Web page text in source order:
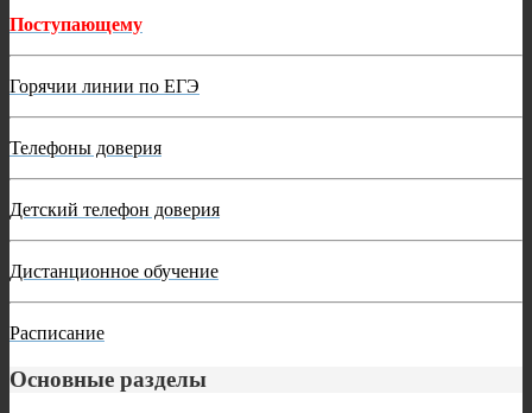
Поступающему
Горячии линии по ЕГЭ
Телефоны доверия
Детский телефон доверия
Дистанционное обучение
Расписание
Основные разделы